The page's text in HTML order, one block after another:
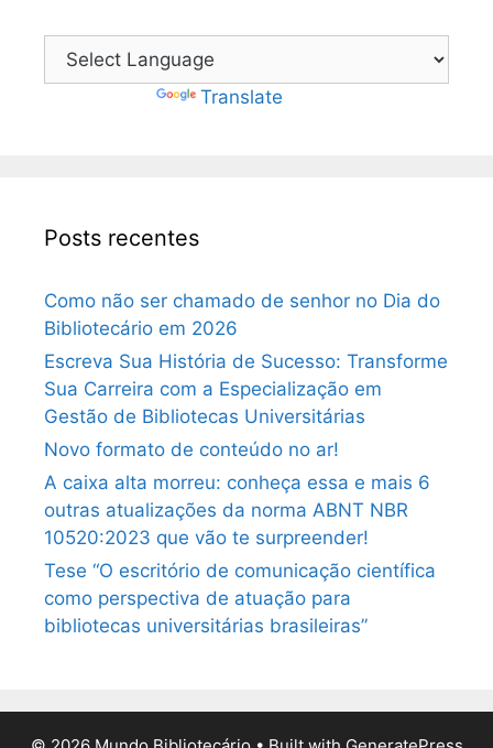
Translate
Posts recentes
Como não ser chamado de senhor no Dia do
Bibliotecário em 2026
Escreva Sua História de Sucesso: Transforme
Sua Carreira com a Especialização em
Gestão de Bibliotecas Universitárias
Novo formato de conteúdo no ar!
A caixa alta morreu: conheça essa e mais 6
outras atualizações da norma ABNT NBR
10520:2023 que vão te surpreender!
Tese “O escritório de comunicação científica
como perspectiva de atuação para
bibliotecas universitárias brasileiras”